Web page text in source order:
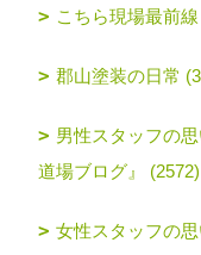
こちら現場最前
郡山塗装の日常
男性スタッフの
道場ブログ』 (2572)
女性スタッフの思